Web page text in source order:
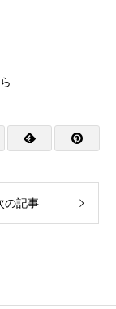
の記事